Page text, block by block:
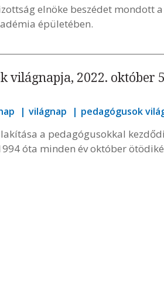
elnöke beszédet mondott
épületében.
világnapja, 2022. október
világnap pedagógusok
a pedagógusokkal
óta minden év október